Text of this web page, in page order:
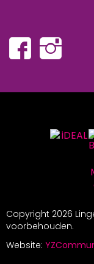
Copyright 2026
voorbehouden.
Website: